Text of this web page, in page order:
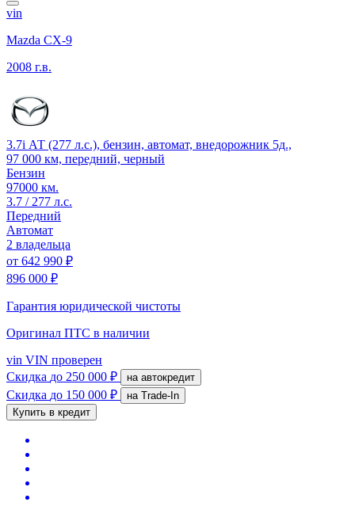
vin
Mazda CX-9
2008 г.в.
3.7i АТ (277 л.с.), бензин, автомат, внедорожник 5д.,
97 000 км, передний, черный
Бензин
97000 км.
3.7 / 277 л.с.
Передний
Автомат
2 владельца
от 642 990 ₽
896 000 ₽
Гарантия юридической чистоты
Оригинал ПТС в наличии
vin VIN проверен
Скидка до 250 000 ₽ на автокредит
Скидка до 150 000 ₽
на Trade-In
Купить в кредит